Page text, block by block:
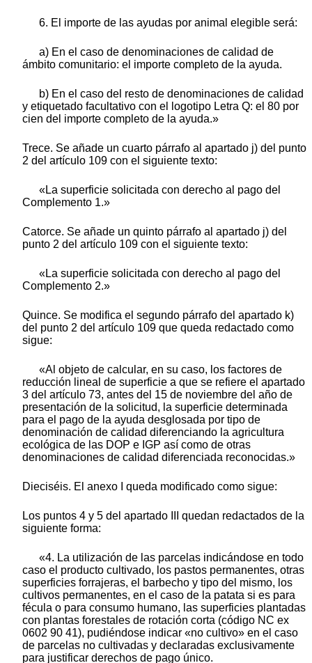
6. El importe de las ayudas por animal elegible será:
a) En el caso de denominaciones de calidad de
ámbito comunitario: el importe completo de la ayuda.
b) En el caso del resto de denominaciones de calidad
y etiquetado facultativo con el logotipo Letra Q: el 80 por
cien del importe completo de la ayuda.»
Trece. Se añade un cuarto párrafo al apartado j) del punto
2 del artículo 109 con el siguiente texto:
«La superficie solicitada con derecho al pago del
Complemento 1.»
Catorce. Se añade un quinto párrafo al apartado j) del
punto 2 del artículo 109 con el siguiente texto:
«La superficie solicitada con derecho al pago del
Complemento 2.»
Quince. Se modifica el segundo párrafo del apartado k)
del punto 2 del artículo 109 que queda redactado como
sigue:
«Al objeto de calcular, en su caso, los factores de
reducción lineal de superficie a que se refiere el apartado
3 del artículo 73, antes del 15 de noviembre del año de
presentación de la solicitud, la superficie determinada
para el pago de la ayuda desglosada por tipo de
denominación de calidad diferenciando la agricultura
ecológica de las DOP e IGP así como de otras
denominaciones de calidad diferenciada reconocidas.»
Dieciséis. El anexo I queda modificado como sigue:
Los puntos 4 y 5 del apartado III quedan redactados de la
siguiente forma:
«4. La utilización de las parcelas indicándose en todo
caso el producto cultivado, los pastos permanentes, otras
superficies forrajeras, el barbecho y tipo del mismo, los
cultivos permanentes, en el caso de la patata si es para
fécula o para consumo humano, las superficies plantadas
con plantas forestales de rotación corta (código NC ex
0602 90 41), pudiéndose indicar «no cultivo» en el caso
de parcelas no cultivadas y declaradas exclusivamente
para justificar derechos de pago único.